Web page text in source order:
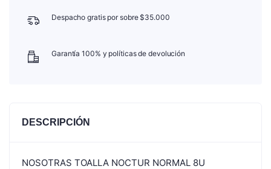
Despacho gratis por sobre $35.000
Garantía 100% y políticas de devolución
DESCRIPCIÓN
NOSOTRAS TOALLA NOCTUR NORMAL 8U